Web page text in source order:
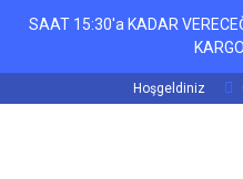
SAAT 15:30'a KADAR
Hoşgeldiniz